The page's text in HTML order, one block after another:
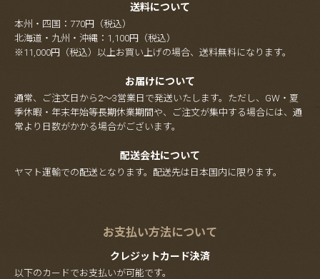
送料について
本州・四国：770円（税込）
北海道・九州・沖縄：1,100円（税込）
※11,000円（税込）以上お買い上げの場合、送料無料になります。
お届けについて
通常、ご注文日から2～3営業日で発送いたします。ただし、GW・夏
季休暇・年末年始等長期休業期間や、ご注文が集中する場合には、通
常より日数がかかる場合がございます。
配送会社について
ヤマト運輸での配送となります。配送先は日本国内に限ります。
お支払い方法について
クレジットカード決済
以下のカードでお支払いが可能です。